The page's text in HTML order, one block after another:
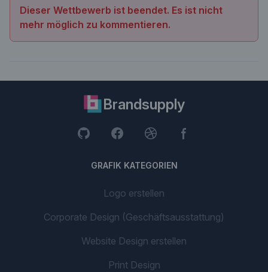
Dieser Wettbewerb ist beendet. Es ist nicht
mehr möglich zu kommentieren.
Brandsupply
GRAFIK KATEGORIEN
Logo erstellen
Corporate Design (Geschäftsausstattung)
Website Design erstellen
Print Design